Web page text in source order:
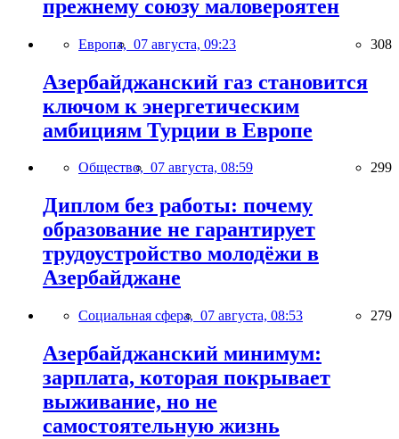
прежнему союзу маловероятен
Европа, 07 августа, 09:23 308
Азербайджанский газ становится
ключом к энергетическим
амбициям Турции в Европе
Общество, 07 августа, 08:59 299
Диплом без работы: почему
образование не гарантирует
трудоустройство молодёжи в
Азербайджане
Социальная сфера, 07 августа, 08:53 279
Азербайджанский минимум:
зарплата, которая покрывает
выживание, но не
самостоятельную жизнь